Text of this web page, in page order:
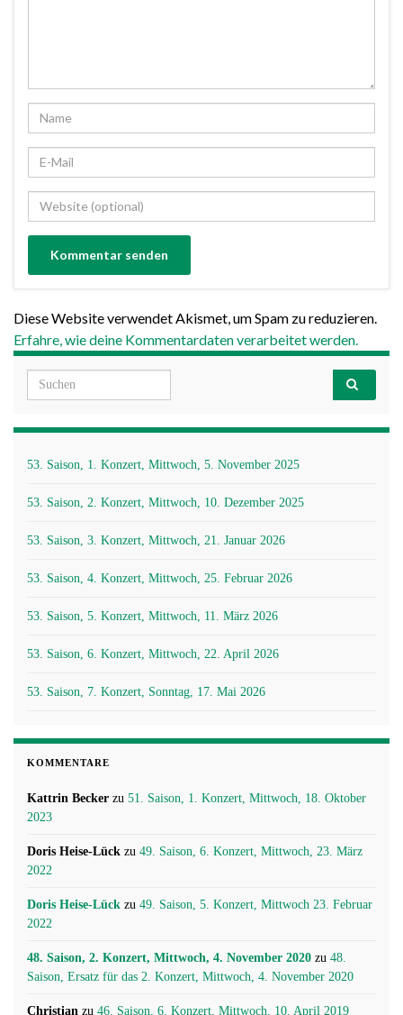
Diese Website verwendet Akismet, um Spam zu reduzieren.
Erfahre, wie deine Kommentardaten verarbeitet werden.
Search for:
53. Saison, 1. Konzert, Mittwoch, 5. November 2025
53. Saison, 2. Konzert, Mittwoch, 10. Dezember 2025
53. Saison, 3. Konzert, Mittwoch, 21. Januar 2026
53. Saison, 4. Konzert, Mittwoch, 25. Februar 2026
53. Saison, 5. Konzert, Mittwoch, 11. März 2026
53. Saison, 6. Konzert, Mittwoch, 22. April 2026
53. Saison, 7. Konzert, Sonntag, 17. Mai 2026
KOMMENTARE
Kattrin Becker zu 51. Saison, 1. Konzert, Mittwoch, 18. Oktober
2023
Doris Heise-Lück zu 49. Saison, 6. Konzert, Mittwoch, 23. März
2022
Doris Heise-Lück zu 49. Saison, 5. Konzert, Mittwoch 23. Februar
2022
48. Saison, 2. Konzert, Mittwoch, 4. November 2020 zu 48.
Saison, Ersatz für das 2. Konzert, Mittwoch, 4. November 2020
Christian zu 46. Saison, 6. Konzert, Mittwoch, 10. April 2019